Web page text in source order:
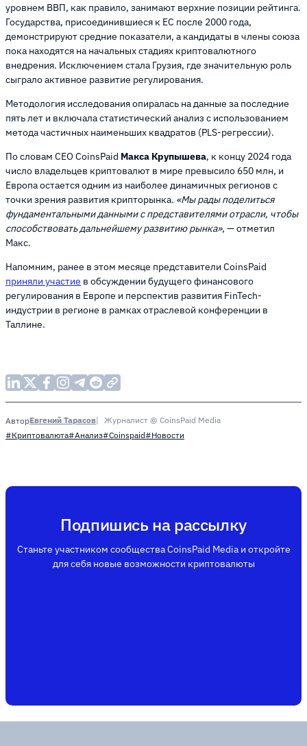
уровнем ВВП, как правило, занимают верхние позиции рейтинга.
Государства, присоединившиеся к ЕС после 2000 года,
демонстрируют средние показатели, а кандидаты в члены союза
пока находятся на начальных стадиях криптовалютного
внедрения. Исключением стала Грузия, где значительную роль
сыграло активное развитие регулирования.
Методология исследования опиралась на данные за последние
пять лет и включала статистический анализ с использованием
метода частичных наименьших квадратов (PLS-регрессии).
По словам CEO CoinsPaid Макса Крупышева, к концу 2024 года
число владельцев криптовалют в мире превысило 650 млн, и
Европа остается одним из наиболее динамичных регионов с
точки зрения развития крипторынка. «Мы рады поделиться
фундаментальными данными с представителями отрасли, чтобы
способствовать дальнейшему развитию рынка», — отметил
Макс.
Напомним, ранее в этом месяце представители CoinsPaid
приняли участие в обсуждении будущего финансового
регулирования в Европе и перспектив развития FinTech-
индустрии в регионе в рамках отраслевой конференции в
Таллине.
АвторЕвгений Тарасов
Журналист @ CoinsPaid Media
#Криптовалюта#Анализ#Coinspaid#Новости
Подпишись на рассылку
Станьте участником сообщества CoinsPaid Media и откройте
для себя новые возможности криптовалюты